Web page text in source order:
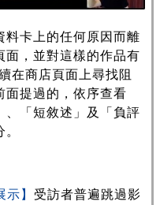
料卡上的任何原因而離
面，並對這樣的作品有
在商店頁面上尋找阻
面提過的，依序查看
、「短敘述」及「負評
】 受訪者普遍跳過影